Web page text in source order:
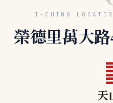
I-CHING
榮德里萬大
天